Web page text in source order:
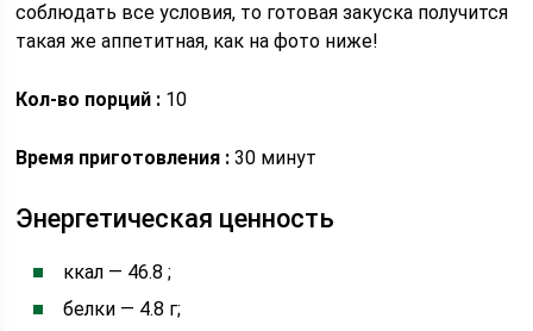
соблюдать все условия, то готовая закуска получится
такая же аппетитная, как на фото ниже!
Кол-во порций : 10
Время приготовления : 30 минут
Энергетическая ценность
ккал — 46.8 ;
белки — 4.8 г;